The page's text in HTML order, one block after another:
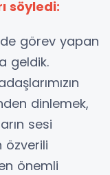
söyledi:
görev yapan
geldik.
dinlemek,
sesi
özverili
önemli